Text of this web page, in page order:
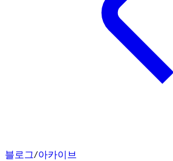
블로그/아카이브